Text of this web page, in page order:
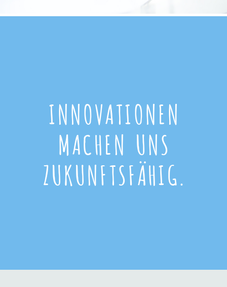
INNOVATIONEN
MACHEN UNS
ZUKUNFTSFÄHIG.